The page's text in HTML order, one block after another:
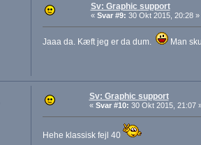
Sv: Graphic support
« Svar #9: 30 Okt 2015, 20:28 »
Jaaa da. Kæft jeg er da dum. Man
Sv: Graphic support
« Svar #10: 30 Okt 2015, 21:07
Hehe klassisk fejl 40